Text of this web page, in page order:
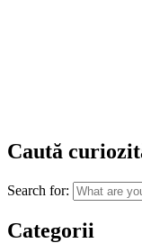
Caută
Search for:
Categorii